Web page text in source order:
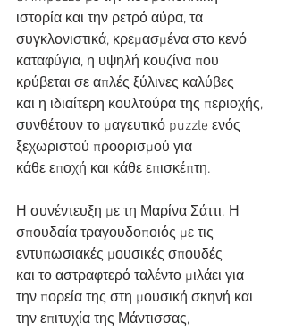
ιστορία και την ρετρό αύρα, τα
συγκλονιστικά, κρεμασμένα στο κενό
καταφύγια, η υψηλή κουζίνα που
κρύβεται σε απλές ξύλινες καλύβες
και η ιδιαίτερη κουλτούρα της περιοχής,
συνθέτουν το μαγευτικό puzzle ενός
ξεχωριστού προορισμού για
κάθε εποχή και κάθε επισκέπτη.
Η συνέντευξη με τη Μαρίνα Σάττι. Η
σπουδαία τραγουδοποιός με τις
εντυπωσιακές μουσικές σπουδές
και το αστραφτερό ταλέντο μιλάει για
την πορεία της στη μουσική σκηνή και
την επιτυχία της Μάντισσας,